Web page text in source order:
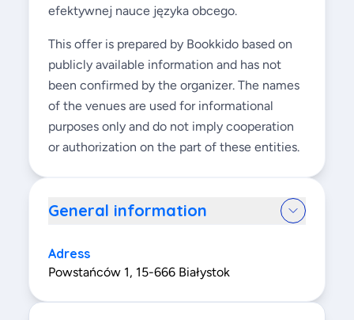
efektywnej nauce języka obcego.
This offer is prepared by Bookkido based on
publicly available information and has not
been confirmed by the organizer. The names
of the venues are used for informational
purposes only and do not imply cooperation
or authorization on the part of these entities.
General information
Adress
Powstańców 1, 15-666 Białystok